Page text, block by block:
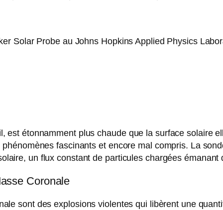
Solar Probe au Johns Hopkins Applied Physics
est étonnamment plus chaude que la surface solaire
fascinants et encore mal compris. La
un flux constant de particules chargées émanant
Coronale
sont des explosions violentes qui libèrent une